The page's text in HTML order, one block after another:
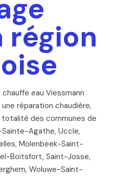
région
eau Viessmann
réparation chaudière,
des communes de
Sainte-Agathe, Uccle,
Molenbeek-Saint-
Boitsfort, Saint-Josse,
Woluwe-Saint-